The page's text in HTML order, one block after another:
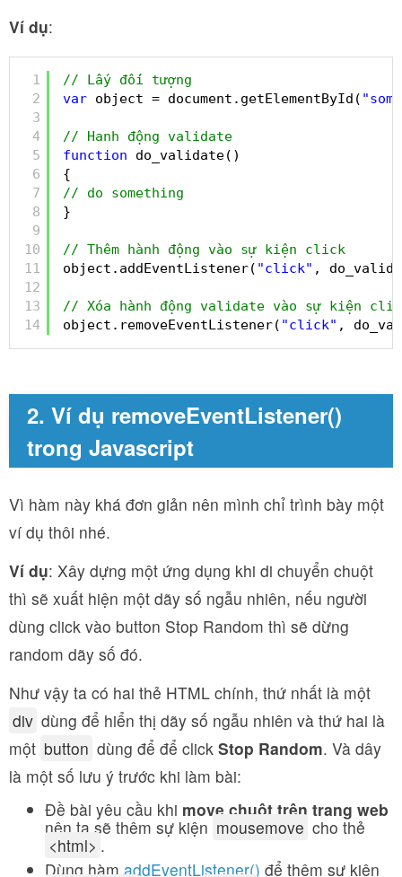
Ví dụ:
1
2
3
4
5
6
7
8
9
10
11
12
13
14
// Lấy đối tượng
var object = document.getElementById(
// Hanh động validate
function
do_validate()
{
// do something
}
// Thêm hành động vào sự kiện click
object.addEventListener( "click" ,
// Xóa hành động validate vào sự kiện
object.removeEventListener( "click" ,
2. Ví dụ removeEventListener()
trong Javascript
Vì hàm này khá đơn giản nên mình chỉ trình bày một
ví dụ thôi nhé.
Ví dụ: Xây dựng một ứng dụng khi di chuyển chuột
thì sẽ xuất hiện một dãy số ngẫu nhiên, nếu người
dùng click vào button Stop Random thì sẽ dừng
random dãy số đó.
Như vậy ta có hai thẻ HTML chính, thứ nhất là một
div dùng để hiển thị dãy số ngẫu nhiên và thứ hai là
một button dùng để để click Stop Random. Và dây
là một số lưu ý trước khi làm bài:
Đề bài yêu cầu khi move chuột trên trang web
nên ta sẽ thêm sự kiện mousemove cho thẻ
<html> .
Dùng hàm addEventListener() để thêm sự kiện